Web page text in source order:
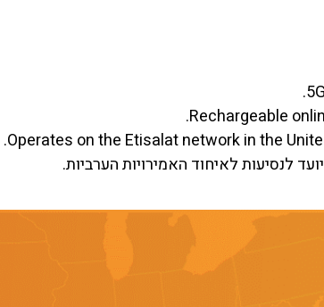
Rechargeable
Operates on the Etisalat network in the